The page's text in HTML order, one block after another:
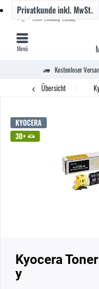
Kostenloser
Privatkundeinkl. MwSt.
Menü
Übersicht
KYOCERA
30+
Kyocera
y